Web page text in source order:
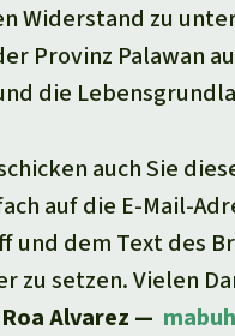
Widerstand zu
Provinz Palawan
die
auch Sie
auf die E-Mail-
und dem Text des
zu setzen. Vielen
Alvarez —